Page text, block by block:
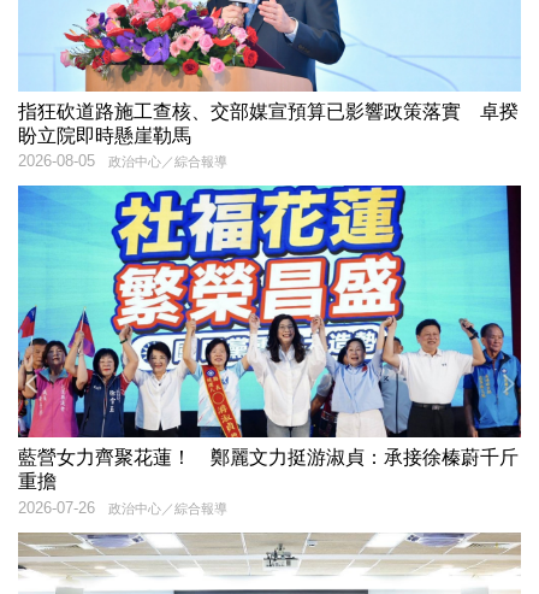
指狂砍道路施工查核、交部媒宣預算已影響政策落實 卓揆
盼立院即時懸崖勒馬
政治中心／綜合報導
2026-08-05
藍營女力齊聚花蓮！ 鄭麗文力挺游淑貞：承接徐榛蔚千斤
重擔
政治中心／綜合報導
2026-07-26